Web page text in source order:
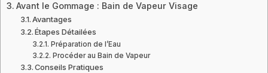
Avant le Gommage : Bain de Vapeur Visage
Avantages
Étapes Détailées
Préparation de l’Eau
Procéder au Bain de Vapeur
Conseils Pratiques